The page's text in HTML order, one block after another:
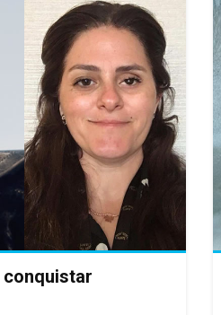
conquistar